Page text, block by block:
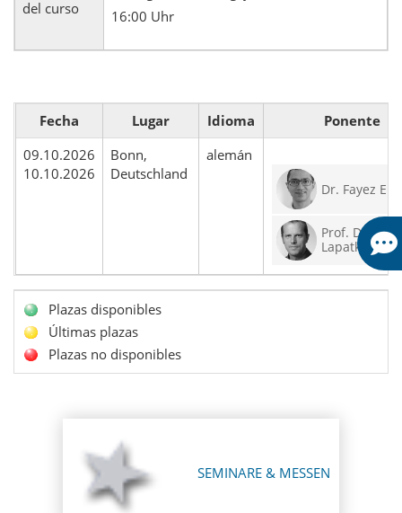
del curso
16:00 Uhr
Fecha Lugar Idioma
Ponente
09.10.2026
10.10.2026
Bonn,
Deutschland
alemán
Dr. Fayez
Prof. Dr. Dr.
Lapatki
Plazas disponibles
Últimas plazas
Plazas no disponibles
SEMINARE & MESSEN